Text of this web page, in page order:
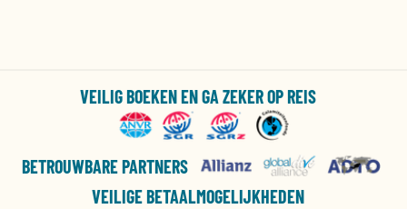
VEILIG BOEKEN EN GA ZEKER OP REIS
BETROUWBARE PARTNERS
VEILIGE BETAALMOGELIJKHEDEN